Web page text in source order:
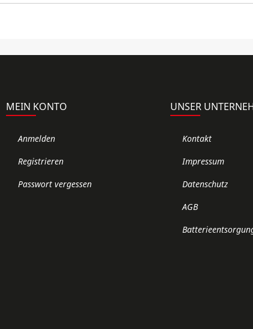
MEIN KONTO
Anmelden
Registrieren
Passwort vergessen
UNSER
Kontakt
Impressum
Datenschutz
AGB